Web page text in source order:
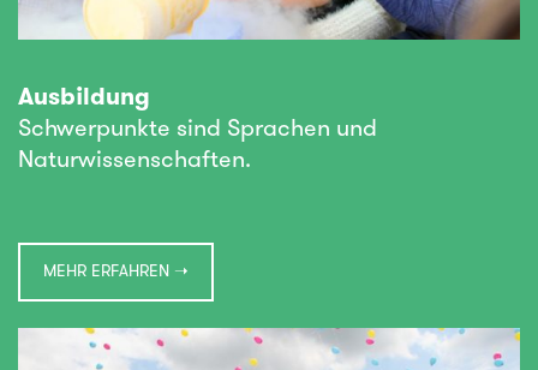
Ausbildung
Schwerpunkte sind Sprachen und
Naturwissenschaften.
MEHR ERFAHREN ➝